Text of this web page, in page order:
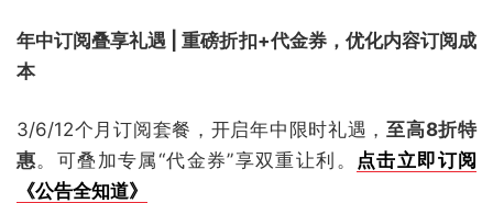
年中订阅叠享礼遇 | 重磅折扣+代金券，优化内容订阅成
本
3/6/12个月订阅套餐，开启年中限时礼遇，至高8折特
惠。可叠加专属“代金券”享双重让利。 点击立即订阅
《公告全知道》